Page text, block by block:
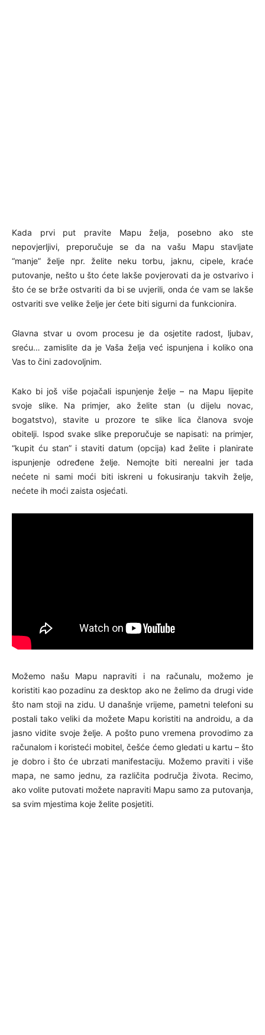
Kada prvi put pravite Mapu želja, posebno ako ste
nepovjerljivi, preporučuje se da na vašu Mapu stavljate
“manje” želje npr. želite neku torbu, jaknu, cipele, kraće
putovanje, nešto u što ćete lakše povjerovati da je ostvarivo i
što će se brže ostvariti da bi se uvjerili, onda će vam se lakše
ostvariti sve velike želje jer ćete biti sigurni da funkcionira.
Glavna stvar u ovom procesu je da osjetite radost, ljubav,
sreću… zamislite da je Vaša želja već ispunjena i koliko ona
Vas to čini zadovoljnim.
Kako bi još više pojačali ispunjenje želje – na Mapu lijepite
svoje slike. Na primjer, ako želite stan (u dijelu novac,
bogatstvo), stavite u prozore te slike lica članova svoje
obitelji. Ispod svake slike preporučuje se napisati: na primjer,
“kupit ću stan” i staviti datum (opcija) kad želite i planirate
ispunjenje određene želje. Nemojte biti nerealni jer tada
nećete ni sami moći biti iskreni u fokusiranju takvih želje,
nećete ih moći zaista osjećati.
Možemo našu Mapu napraviti i na računalu, možemo je
koristiti kao pozadinu za desktop ako ne želimo da drugi vide
što nam stoji na zidu. U današnje vrijeme, pametni telefoni su
postali tako veliki da možete Mapu koristiti na androidu, a da
jasno vidite svoje želje. A pošto puno vremena provodimo za
računalom i koristeći mobitel, češće ćemo gledati u kartu – što
je dobro i što će ubrzati manifestaciju. Možemo praviti i više
mapa, ne samo jednu, za različita područja života. Recimo,
ako volite putovati možete napraviti Mapu samo za putovanja,
sa svim mjestima koje želite posjetiti.